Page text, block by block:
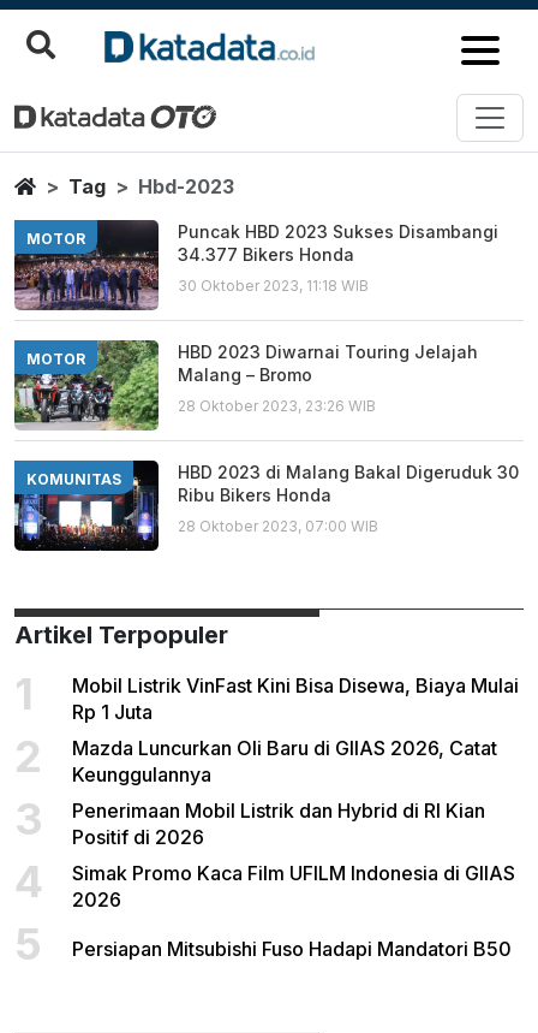
Hbd 2023
Berita Terbaru
HomeTag Hbd-2023
MOTOR
Puncak HBD 2023 Sukses Disambangi
34.377 Bikers Honda
30 Oktober 2023, 11:18 WIB
MOTOR
HBD 2023 Diwarnai Touring Jelajah
Malang – Bromo
28 Oktober 2023, 23:26 WIB
KOMUNITAS
HBD 2023 di Malang Bakal Digeruduk 30
Ribu Bikers Honda
28 Oktober 2023, 07:00 WIB
Artikel Terpopuler
1
Mobil Listrik VinFast Kini Bisa Disewa, Biaya Mulai
Rp 1 Juta
2
Mazda Luncurkan Oli Baru di GIIAS 2026, Catat
Keunggulannya
3
Penerimaan Mobil Listrik dan Hybrid di RI Kian
Positif di 2026
4
Simak Promo Kaca Film UFILM Indonesia di GIIAS
2026
5 Persiapan Mitsubishi Fuso Hadapi Mandatori B50